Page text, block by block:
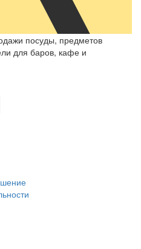
посуды, предметов
для баров, кафе и